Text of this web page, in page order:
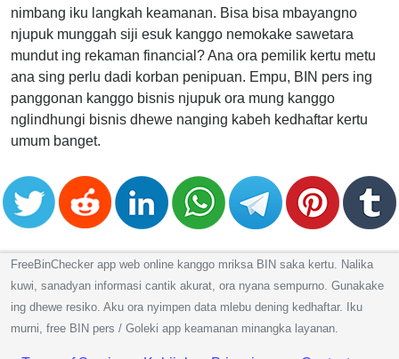
nimbang iku langkah keamanan. Bisa bisa mbayangno
njupuk munggah siji esuk kanggo nemokake sawetara
mundut ing rekaman financial? Ana ora pemilik kertu metu
ana sing perlu dadi korban penipuan. Empu, BIN pers ing
panggonan kanggo bisnis njupuk ora mung kanggo
nglindhungi bisnis dhewe nanging kabeh kedhaftar kertu
umum banget.
FreeBinChecker app web online kanggo mriksa BIN saka kertu. Nalika
kuwi, sanadyan informasi cantik akurat, ora nyana sempurno. Gunakake
ing dhewe resiko. Aku ora nyimpen data mlebu dening kedhaftar. Iku
murni, free BIN pers / Goleki app keamanan minangka layanan.